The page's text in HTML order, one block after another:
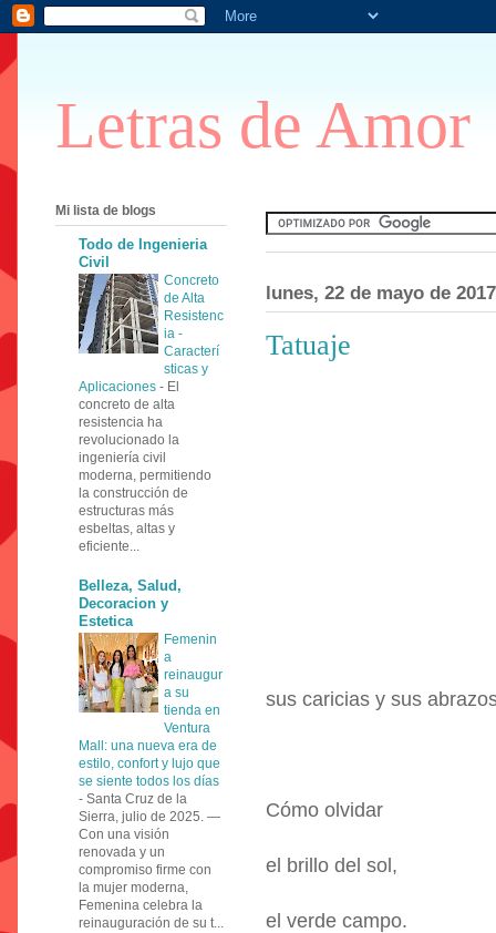
Letras de Amor
lunes, 22 de mayo de 2017
Tatuaje
sus caricias y sus
Cómo olvidar
el brillo del sol,
el verde campo.
Mi lista de blogs
Todo de Ingenieria
Civil
Concreto
de Alta
Resistenc
ia -
Caracterí
sticas y
Aplicaciones - El
concreto de alta
resistencia ha
revolucionado la
ingeniería civil
moderna, permitiendo
la construcción de
estructuras más
esbeltas, altas y
eficiente...
Belleza, Salud,
Decoracion y
Estetica
Femenin
a
reinaugur
a su
tienda en
Ventura
Mall: una nueva era de
estilo, confort y lujo que
se siente todos los días
- Santa Cruz de la
Sierra, julio de 2025. —
Con una visión
renovada y un
compromiso firme con
la mujer moderna,
Femenina celebra la
reinauguración de su t...